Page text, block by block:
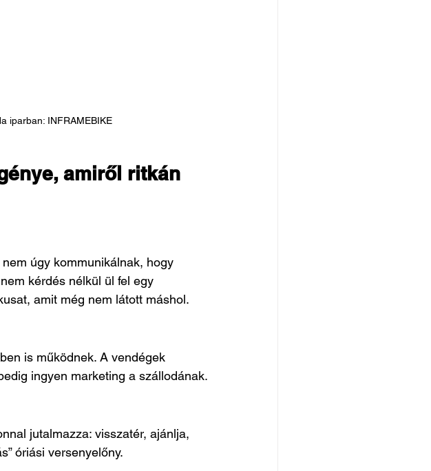
iparban: INFRAMEBIKE
amiről ritkán
úgy kommunikálnak, hogy
kérdés nélkül ül fel egy
amit még nem látott máshol.
is működnek. A vendégek
ingyen marketing a szállodának.
jutalmazza: visszatér, ajánlja,
óriási versenyelőny.